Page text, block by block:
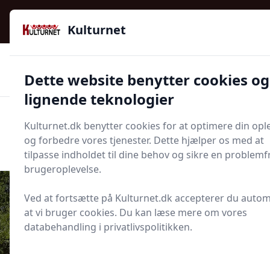
Kulturnet - Alt Det Gode I Livet | Din Kulturguide Siden
2016
97 kategorier 👍Kun godkendte butikker
Start søgning
Start søgning
Udgivet iBolig
Kulturnet
Dette website benytter cookies og
lignende teknologier
Kulturnet.dk benytter cookies for at optimere din
og forbedre vores tjenester. Dette hjælper os med at
tilpasse indholdet til dine behov og sikre en
brugeroplevelse.
Ved at fortsætte på Kulturnet.dk accepterer du
at vi bruger cookies. Du kan læse mere om vores
databehandling i privatlivspolitikken.